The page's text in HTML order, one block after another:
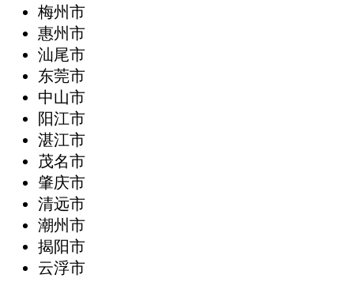
梅州市
惠州市
汕尾市
东莞市
中山市
阳江市
湛江市
茂名市
肇庆市
清远市
潮州市
揭阳市
云浮市